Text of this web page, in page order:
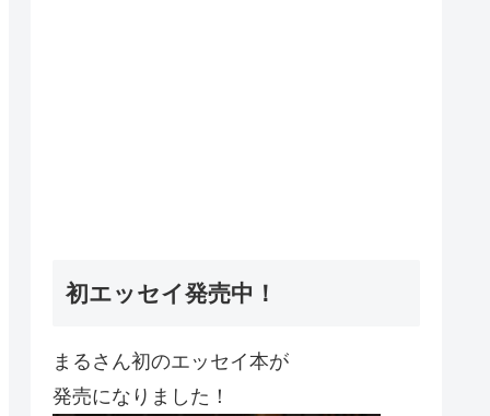
初エッセイ発売中！
まるさん初のエッセイ本が
発売になりました！